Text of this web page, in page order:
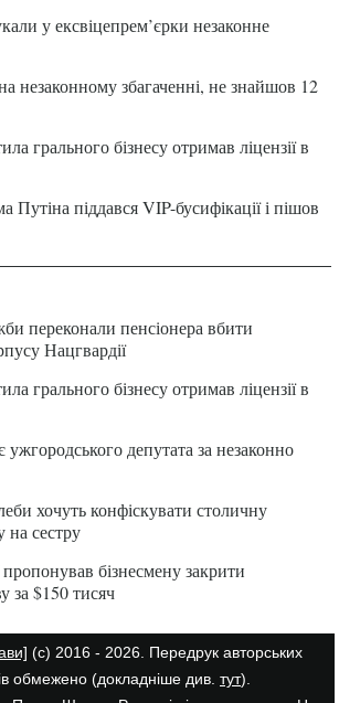
у ексвіцепрем’єрки незаконне
незаконному збагаченні, не знайшов 12
грального бізнесу отримав ліцензії в
Путіна піддався VIP-бусифікації і пішов
переконали пенсіонера вбити
Нацгвардії
грального бізнесу отримав ліцензії в
депутата за незаконно
хочуть конфіскувати столичну
на сестру
бізнесмену закрити
за $150 тисяч
(с) 2016 - 2026. Передрук авторських
обмежено (докладніше див. тут).